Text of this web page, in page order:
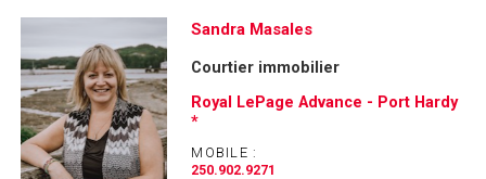
Sandra Masales
Courtier immobilier
Royal LePage Advance - Port Hardy
*
MOBILE :
250.902.9271